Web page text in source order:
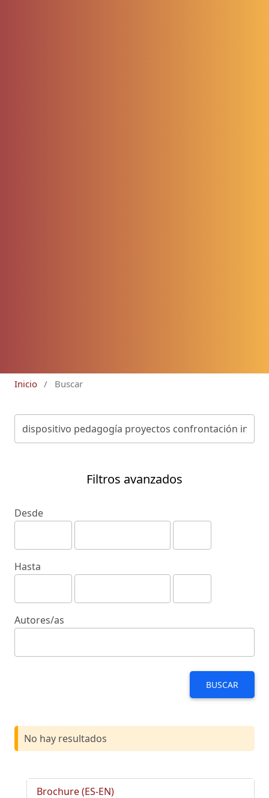
Inicio / Buscar
Filtros avanzados
Desde
Hasta
Autores/as
BUSCAR
No hay resultados
Brochure (ES-EN)